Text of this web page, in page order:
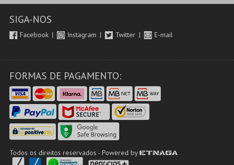
SIGA-NOS
Facebook Instagram Twitter E-mail
FORMAS DE PAGAMENTO:
Todos os direitos reservados - Powered by